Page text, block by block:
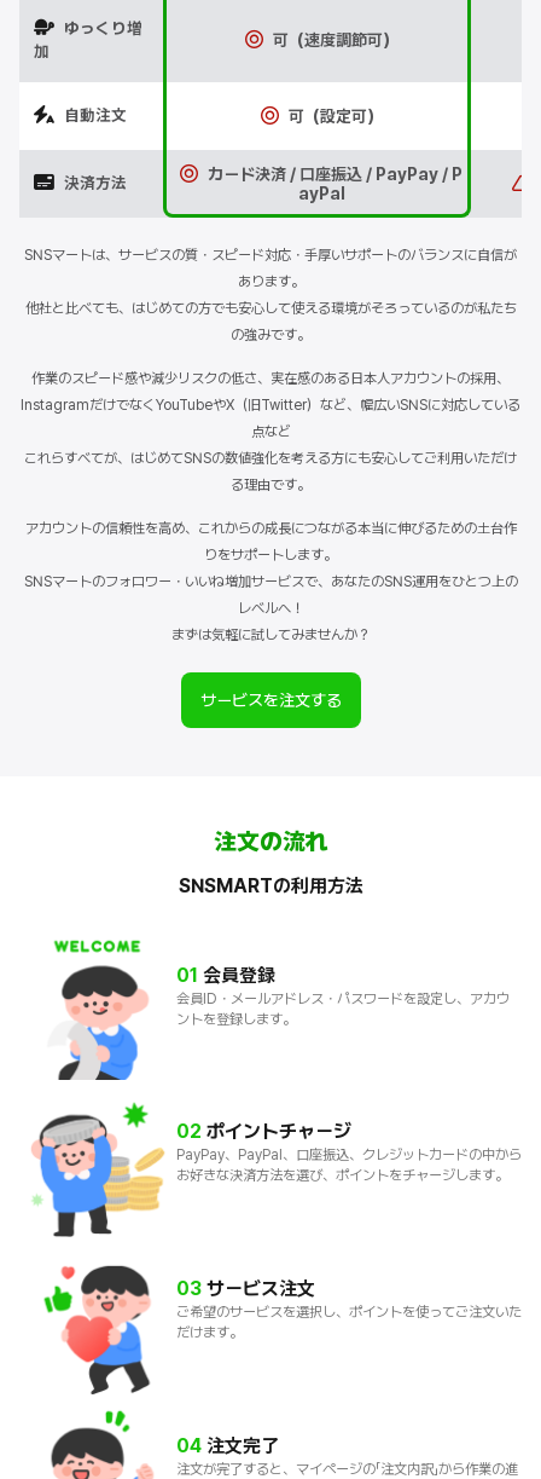
ゆっくり増
加
可（速度調節可）
自動注文 可（設定可）
決済方法
カード決済 / 口座振込 / PayPay / P
ayPal
SNSマートは、サービスの質・スピード対応・手厚いサポートのバランスに自信が
あります。
他社と比べても、はじめての方でも安心して使える環境がそろっているのが私たち
の強みです。
作業のスピード感や減少リスクの低さ、実在感のある日本人アカウントの採用、
InstagramだけでなくYouTubeやX（旧Twitter）など、幅広いSNSに対応している
点など
これらすべてが、はじめてSNSの数値強化を考える方にも安心してご利用いただけ
る理由です。
アカウントの信頼性を高め、これからの成長につながる本当に伸びるための土台作
りをサポートします。
SNSマートのフォロワー・いいね増加サービスで、あなたのSNS運用をひとつ上の
レベルへ！
まずは気軽に試してみませんか？
サービスを注文する
注文の流れ
SNSMARTの利用方法
01 会員登録
会員ID・メールアドレス・パスワードを設定し、アカウ
ントを登録します。
02 ポイントチャージ
PayPay、PayPal、口座振込、クレジットカードの中から
お好きな決済方法を選び、ポイントをチャージします。
03 サービス注文
ご希望のサービスを選択し、ポイントを使ってご注文いた
だけます。
04 注文完了
注文が完了すると、マイページの「注文内訳」から作業の進